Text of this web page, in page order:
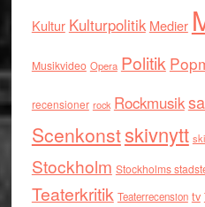
Kultur Kulturpolitik Medier
Musikvideo Opera Politik
recensioner rock Rockmusik
Scenkonstskivnytt
Stockholm Stockholms
Teaterkritik Teaterrecension tv